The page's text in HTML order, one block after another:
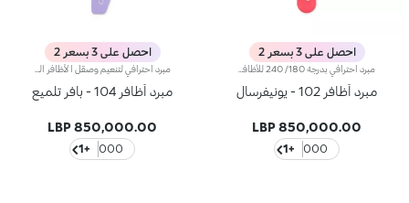
احصل على 3 بسعر 2
مبرد أظافر 102 - يونيفرسال
850,000.00 LBP
000
+1
احصل على 3 بسعر 2
مبرد أظافر 104 - بافر تلميع
850,000.00 LBP
000
+1